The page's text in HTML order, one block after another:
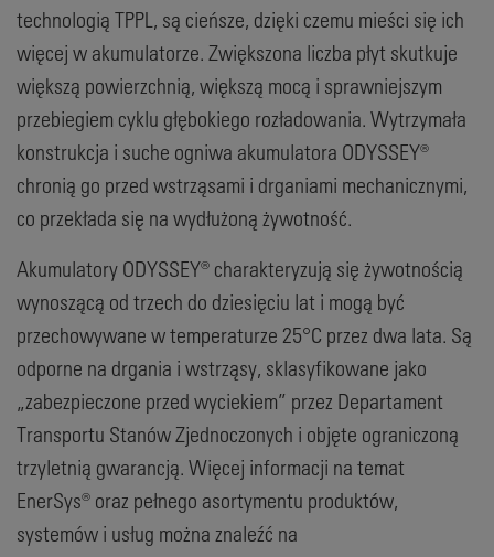
technologią TPPL, są cieńsze, dzięki czemu mieści się ich
więcej w akumulatorze. Zwiększona liczba płyt skutkuje
większą powierzchnią, większą mocą i sprawniejszym
przebiegiem cyklu głębokiego rozładowania. Wytrzymała
konstrukcja i suche ogniwa akumulatora ODYSSEY®
chronią go przed wstrząsami i drganiami mechanicznymi,
co przekłada się na wydłużoną żywotność.
Akumulatory ODYSSEY® charakteryzują się żywotnością
wynoszącą od trzech do dziesięciu lat i mogą być
przechowywane w temperaturze 25°C przez dwa lata. Są
odporne na drgania i wstrząsy, sklasyfikowane jako
„zabezpieczone przed wyciekiem” przez Departament
Transportu Stanów Zjednoczonych i objęte ograniczoną
trzyletnią gwarancją. Więcej informacji na temat
EnerSys® oraz pełnego asortymentu produktów,
systemów i usług można znaleźć na